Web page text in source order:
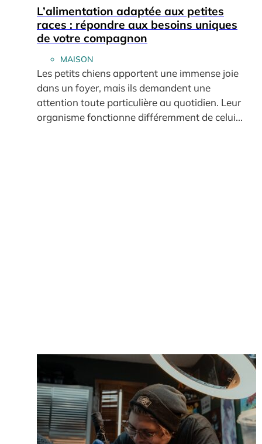
L’alimentation adaptée aux petites
races : répondre aux besoins uniques
de votre compagnon
MAISON
Les petits chiens apportent une immense joie
dans un foyer, mais ils demandent une
attention toute particulière au quotidien. Leur
organisme fonctionne différemment de celui...